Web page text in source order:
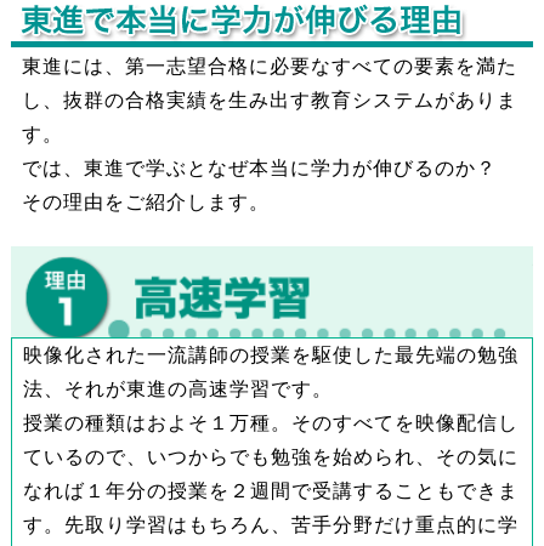
東進には、第一志望合格に必要なすべての要素を満た
し、抜群の合格実績を生み出す教育システムがありま
す。
では、東進で学ぶとなぜ本当に学力が伸びるのか？
その理由をご紹介します。
映像化された一流講師の授業を駆使した最先端の勉強
法、それが東進の高速学習です。
授業の種類はおよそ１万種。そのすべてを映像配信し
ているので、いつからでも勉強を始められ、その気に
なれば１年分の授業を２週間で受講することもできま
す。先取り学習はもちろん、苦手分野だけ重点的に学